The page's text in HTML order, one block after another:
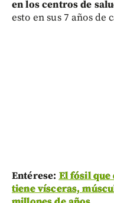
en los centros de
esto en sus 7 años de
Entérese: El fósil que
tiene vísceras,